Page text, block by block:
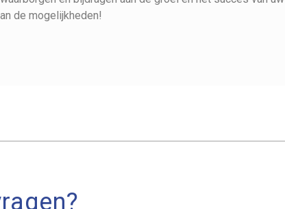
de mogelijkheden!